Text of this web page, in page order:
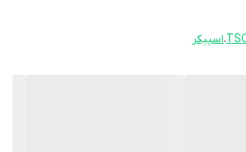
مشکی عرضه می‌شوند که علاوه بر زیبایی ظاهری،
،اسپیکر